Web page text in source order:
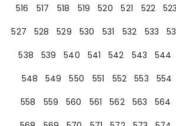
516
517 518 519 520 521 522 523
527
528 529 530 531 532 533
538
539 540 541 542 543 544
548
549 550 551 552 553 554
558
559 560 561 562 563 564